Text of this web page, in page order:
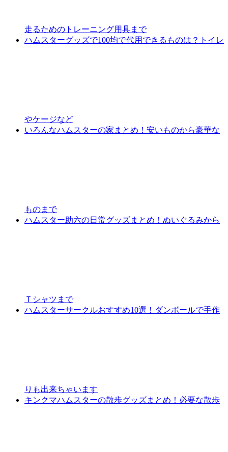
走るためのトレーニング用具まで
ハムスターグッズで100均で代用できるものは？トイレ
やケージなど
いろんなハムスターの家まとめ！安いものから豪華な
ものまで
ハムスター助六の日常グッズまとめ！ぬいぐるみから
Ｔシャツまで
ハムスターサークルおすすめ10選！ダンボールで手作
りも出来ちゃいます
キンクマハムスターの散歩グッズまとめ！必要な散歩